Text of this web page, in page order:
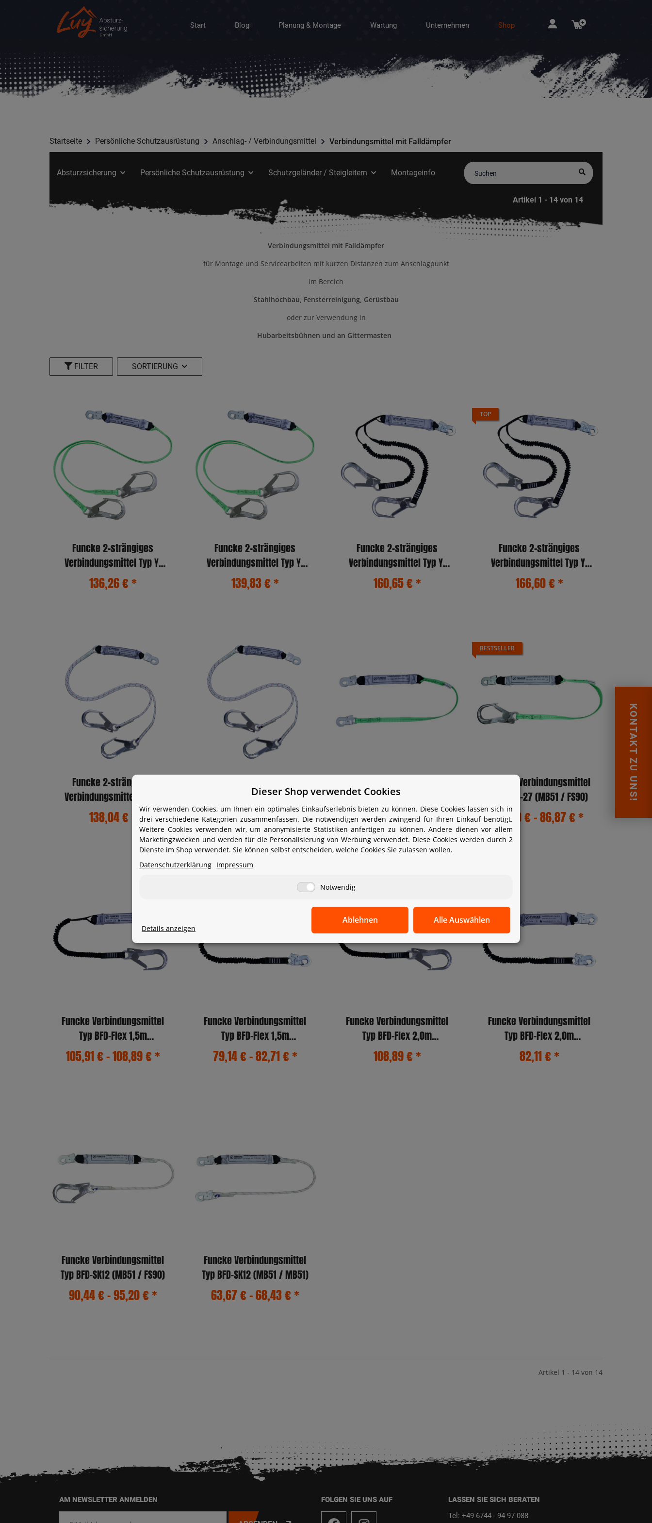
Start Blog Planung & Montage Wartung Unternehmen Shop
KONTAKT ZU UNS!
Startseite Persönliche Schutzausrüstung Anschlag- / Verbindungsmittel Verbindungsmittel mit Falldämpfer
Absturzsicherung Persönliche Schutzausrüstung Schutzgeländer / Steigleitern Montageinfo
Artikel 1 - 14 von 14
Verbindungsmittel mit Falldämpfer
für Montage und Servicearbeiten mit kurzen Distanzen zum Anschlagpunkt
im Bereich
Stahlhochbau, Fensterreinigung, Gerüstbau
oder zur Verwendung in
Hubarbeitsbühnen und an Gittermasten
FILTER SORTIERUNG
Funcke 2-strängiges
Verbindungsmittel Typ Y-
BFD-27 1,5m (MB51/FS90)
136,26 €*
Funcke 2-strängiges
Verbindungsmittel Typ Y-
BFD-27 2,0m (MB51/FS90)
139,83 €*
Funcke 2-strängiges
Verbindungsmittel Typ Y-
BFD-FLEX 1,5m (MB51/FS90)
160,65 €*
TOP
Funcke 2-strängiges
Verbindungsmittel Typ Y-
BFD-FLEX 2,0m (MB51/FS90)
166,60 €*
Funcke 2-strängiges
Verbindungsmittel Typ Y-
BFD-SK12 1,5m (MB51/FS90)
138,04 €*
Verbindungsmittel Typ Y-
BFD-SK12 2,0m (MB51/FS90)
142,80 €*
Typ BFD-27 ( MB51-MB51)
56,53 € -60,10 €*
BESTSELLER
Funcke Verbindungsmittel
Typ BFD-27 (MB51 / FS90)
83,30 € -86,87 €*
Funcke Verbindungsmittel
Typ BFD-Flex 1,5m
(MB51/FS90)
105,91 € -108,89 €*
Funcke Verbindungsmittel
Typ BFD-Flex 1,5m
(MB51/MB51)
79,14 € -82,71 €*
Funcke Verbindungsmittel
Typ BFD-Flex 2,0m
(MB51/FS90)
108,89 €*
Funcke Verbindungsmittel
Typ BFD-Flex 2,0m
(MB51/MB51)
82,11 €*
Funcke Verbindungsmittel
Typ BFD-SK12 (MB51 / FS90)
90,44 € -95,20 €*
Funcke Verbindungsmittel
Typ BFD-SK12 (MB51 / MB51)
63,67 € -68,43 €*
Artikel 1 - 14 von 14
AM NEWSLETTER ANMELDEN FOLGEN SIE UNS AUF
LASSEN SIE SICH BERATEN
Tel: +49 6744 - 94 97 088
Dieser Shop verwendet Cookies
Wir verwenden Cookies, um Ihnen ein optimales Einkaufserlebnis bieten zu können. Diese Cookies lassen sich in
drei verschiedene Kategorien zusammenfassen. Die notwendigen werden zwingend für Ihren Einkauf benötigt.
Weitere Cookies verwenden wir, um anonymisierte Statistiken anfertigen zu können. Andere dienen vor allem
Marketingzwecken und werden für die Personalisierung von Werbung verwendet. Diese Cookies werden durch 2
Dienste im Shop verwendet. Sie können selbst entscheiden, welche Cookies Sie zulassen wollen.
Datenschutzerklärung Impressum
Notwendig
Details anzeigen
Ablehnen Alle Auswählen